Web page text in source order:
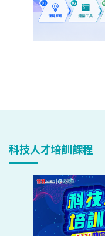
科技人才培訓課程